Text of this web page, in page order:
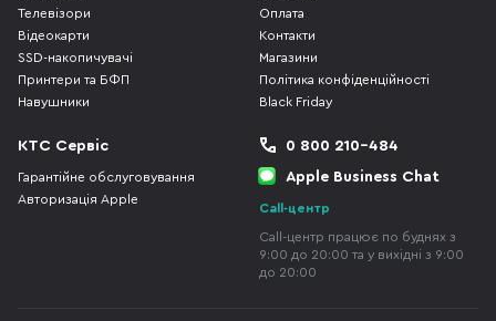
Телевізори
Відеокарти
SSD-накопичувачі
Принтери та БФП
Навушники
Оплата
Контакти
Магазини
Політика конфіденційності
Black Friday
КТС Сервіс
Гарантійне обслуговування
Авторизація Apple
0 800 210-484
Apple Business Chat
Call-центр
Call-центр працює по буднях з
9:00 до 20:00 та у вихідні з 9:00
до 20:00